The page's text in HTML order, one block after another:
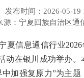
发布时间：2026-05-19
源： 宁夏回族自治区通
夏信息通信行业
动在银川成功举办。
加强复原力”为主题